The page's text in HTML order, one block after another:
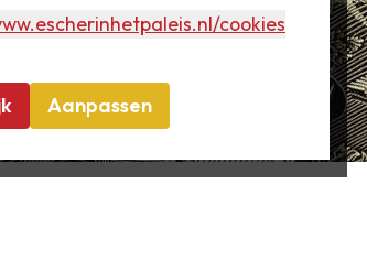
/cookies
Aanpassen